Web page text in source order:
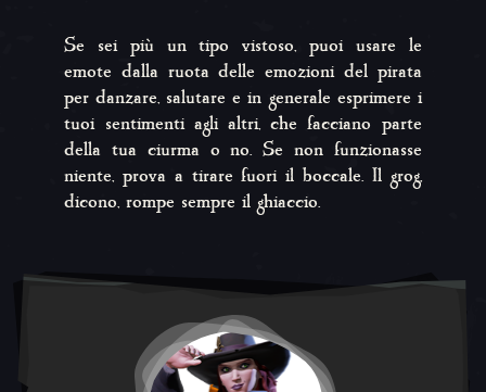
Se sei più un tipo vistoso, puoi usare le
emote dalla ruota delle emozioni del pirata
per danzare, salutare e in generale esprimere i
tuoi sentimenti agli altri, che facciano parte
della tua ciurma o no. Se non funzionasse
niente, prova a tirare fuori il boccale. Il grog,
dicono, rompe sempre il ghiaccio.